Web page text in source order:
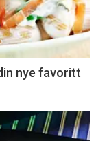
nye favoritt